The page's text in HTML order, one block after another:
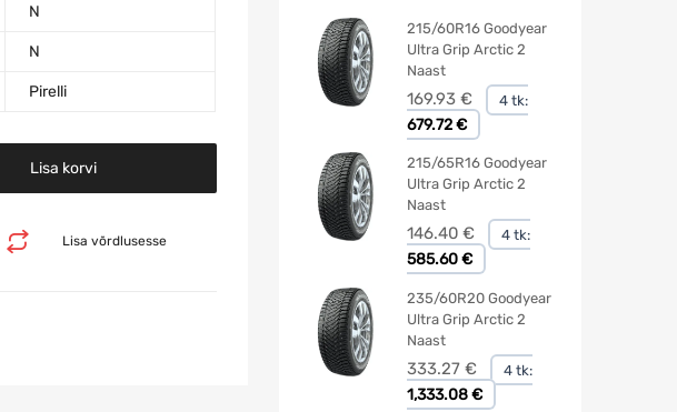
N
N
Pirelli
Lisa korvi
Lisa võrdlusesse
215/60R16 Goodyear
Ultra Grip Arctic 2
Naast
169.93 € 4 tk:
679.72 €
215/65R16 Goodyear
Ultra Grip Arctic 2
Naast
146.40 € 4 tk:
585.60 €
235/60R20 Goodyear
Ultra Grip Arctic 2
Naast
333.27 € 4 tk:
1,333.08 €